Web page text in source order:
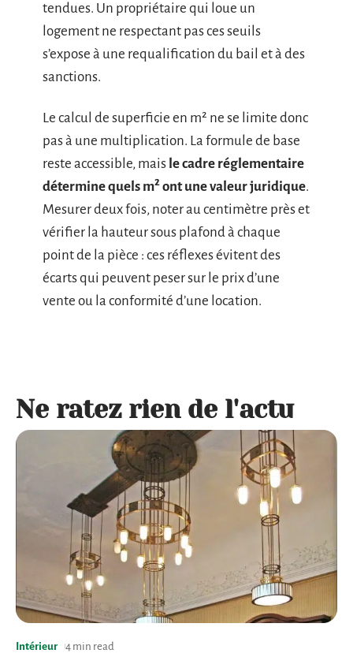
tendues. Un propriétaire qui loue un
logement ne respectant pas ces seuils
s’expose à une requalification du bail et à des
sanctions.
Le calcul de superficie en m² ne se limite donc
pas à une multiplication. La formule de base
reste accessible, mais le cadre réglementaire
détermine quels m² ont une valeur juridique.
Mesurer deux fois, noter au centimètre près et
vérifier la hauteur sous plafond à chaque
point de la pièce : ces réflexes évitent des
écarts qui peuvent peser sur le prix d’une
vente ou la conformité d’une location.
Ne ratez rien de l'actu
Intérieur 4 min read